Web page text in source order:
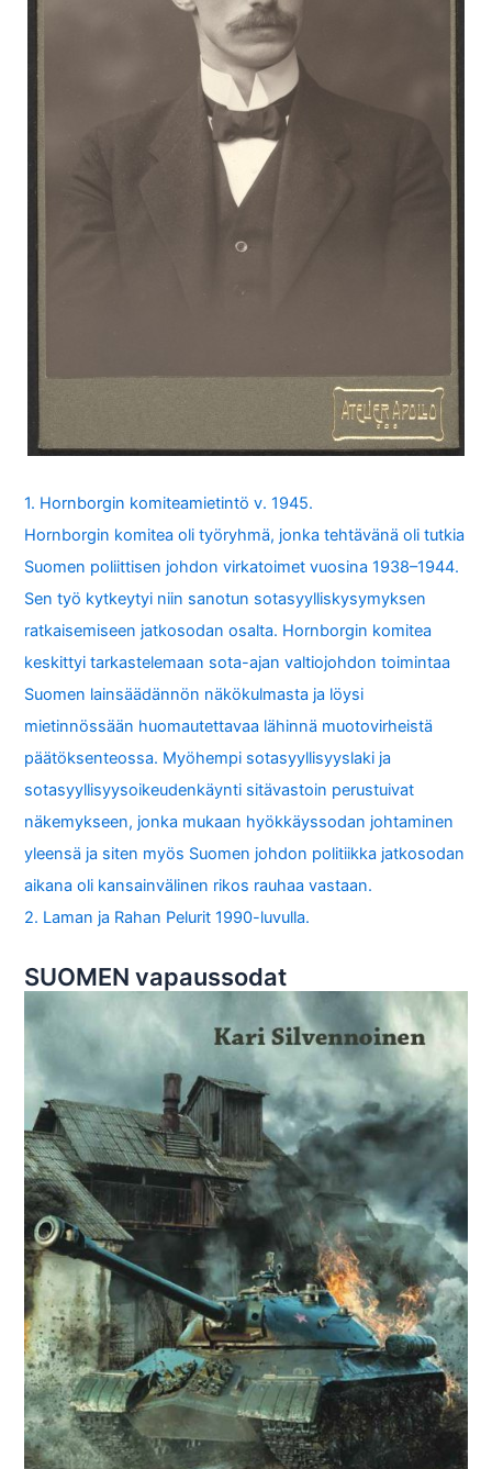
1. Hornborgin komiteamietintö v. 1945.
Hornborgin komitea oli työryhmä, jonka tehtävänä oli tutkia
Suomen poliittisen johdon virkatoimet vuosina 1938–1944.
Sen työ kytkeytyi niin sanotun sotasyylliskysymyksen
ratkaisemiseen jatkosodan osalta. Hornborgin komitea
keskittyi tarkastelemaan sota-ajan valtiojohdon toimintaa
Suomen lainsäädännön näkökulmasta ja löysi
mietinnössään huomautettavaa lähinnä muotovirheistä
päätöksenteossa. Myöhempi sotasyyllisyyslaki ja
sotasyyllisyysoikeudenkäynti sitävastoin perustuivat
näkemykseen, jonka mukaan hyökkäyssodan johtaminen
yleensä ja siten myös Suomen johdon politiikka jatkosodan
aikana oli kansainvälinen rikos rauhaa vastaan.
2. Laman ja Rahan Pelurit 1990-luvulla.
SUOMEN vapaussodat